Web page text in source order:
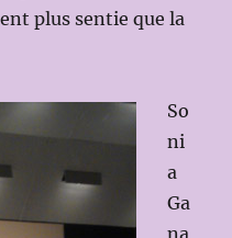
plus sentie que la
So
ni
a
Ga
na